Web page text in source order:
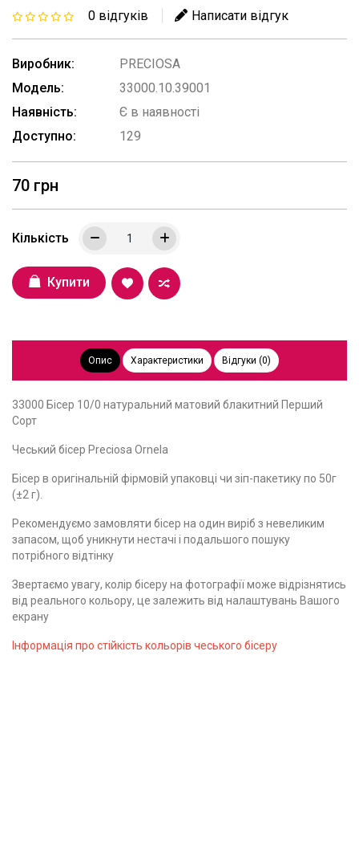
0 відгуків Написати відгук
Виробник:
PRECIOSA
Модель:
33000.10.39001
Наявність:
Є в наявності
Доступно:
129
70 грн
Кількість
Купити
Опис Характеристики Відгуки (0)
33000 Бісер 10/0 натуральний матовий блакитний Перший
Сорт
Чеський бісер Preciosa Ornela
Бісер в оригінальній фірмовій упаковці чи зіп-пакетику по 50г
(±2 г).
Рекомендуємо замовляти бісер на один виріб з невеликим
запасом, щоб уникнути нестачі і подальшого пошуку
потрібного відтінку
Звертаємо увагу, колір бісеру на фотографії може відрізнятись
від реального кольору, це залежить від налаштувань Вашого
екрану
Інформація про стійкість кольорів чеського бісеру